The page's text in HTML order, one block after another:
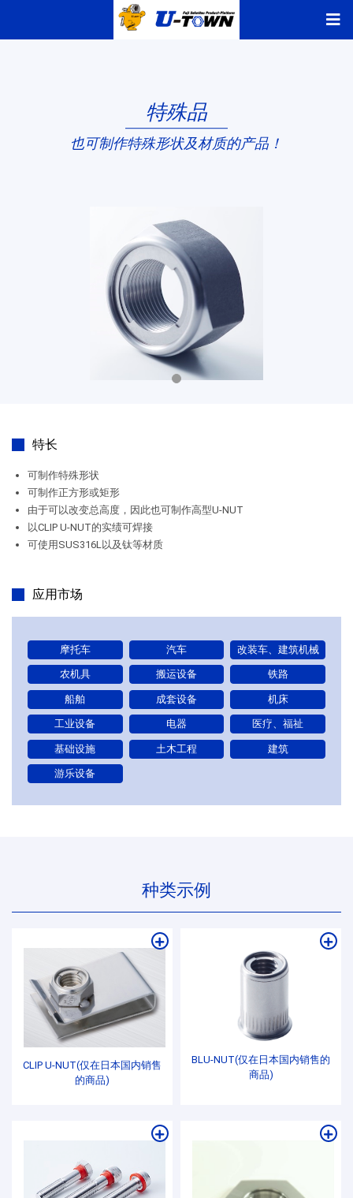
特殊品
也可制作特殊形状及材质的产品！
特长
可制作特殊形状
可制作正方形或矩形
由于可以改变总高度，因此也可制作高型U-NUT
以CLIP U-NUT的实绩可焊接
可使用SUS316L以及钛等材质
应用市场
摩托车 汽车 改装车、建筑机械
农机具 搬运设备 铁路
船舶 成套设备 机床
工业设备 电器 医疗、福祉
基础设施 土木工程 建筑
游乐设备
种类示例
CLIP U-NUT(仅在日本国内销售
的商品)
BLU-NUT(仅在日本国内销售的
商品)